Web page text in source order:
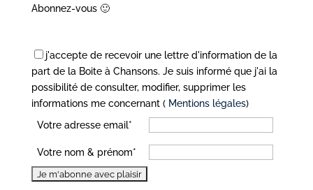
Abonnez-vous 🙂
j'accepte de recevoir une lettre d'information de la
part de la Boite à Chansons. Je suis informé que j'ai la
possibilité de consulter, modifier, supprimer les
informations me concernant ( Mentions légales)
Votre adresse email*
Votre nom & prénom*